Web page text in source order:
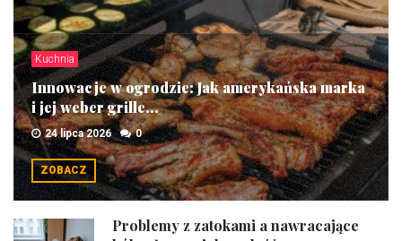
Kuchnia
Innowacje w ogrodzie: Jak amerykańska marka
i jej weber grille...
24 lipca 2026 0
ZOBACZ
Problemy z zatokami a nawracające